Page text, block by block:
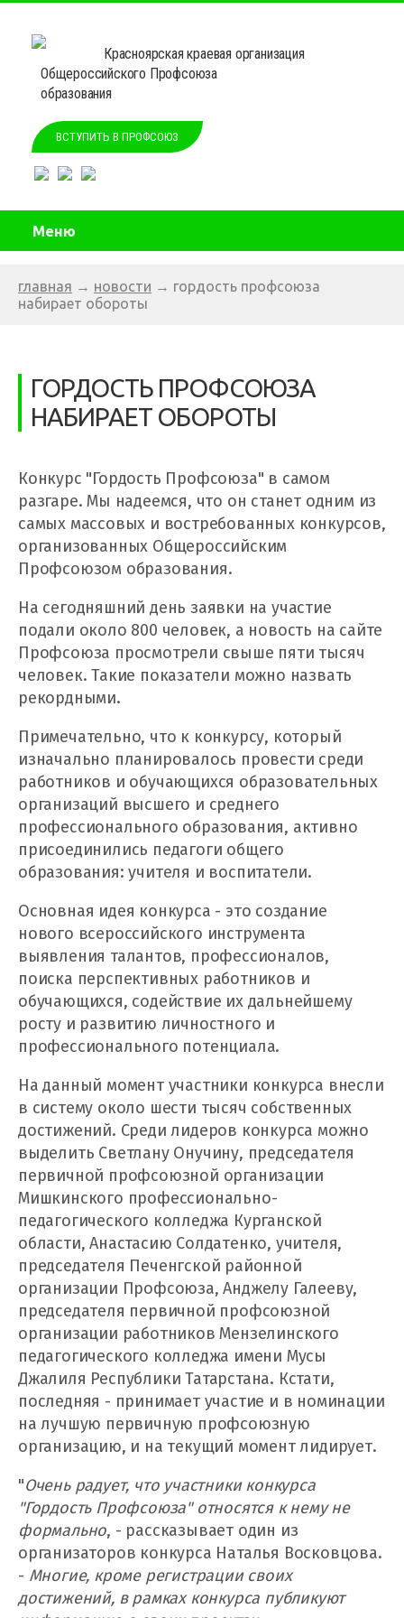
Красноярская краевая организация
Общероссийского Профсоюза
образования
ВСТУПИТЬ В ПРОФСОЮЗ
Меню
главная → новости → гордость профсоюза
набирает обороты
ГОРДОСТЬ ПРОФСОЮЗА
НАБИРАЕТ ОБОРОТЫ
Конкурс "Гордость Профсоюза" в самом
разгаре. Мы надеемся, что он станет одним из
самых массовых и востребованных конкурсов,
организованных Общероссийским
Профсоюзом образования.
На сегодняшний день заявки на участие
подали около 800 человек, а новость на сайте
Профсоюза просмотрели свыше пяти тысяч
человек. Такие показатели можно назвать
рекордными.
Примечательно, что к конкурсу, который
изначально планировалось провести среди
работников и обучающихся образовательных
организаций высшего и среднего
профессионального образования, активно
присоединились педагоги общего
образования: учителя и воспитатели.
Основная идея конкурса - это создание
нового всероссийского инструмента
выявления талантов, профессионалов,
поиска перспективных работников и
обучающихся, содействие их дальнейшему
росту и развитию личностного и
профессионального потенциала.
На данный момент участники конкурса внесли
в систему около шести тысяч собственных
достижений. Среди лидеров конкурса можно
выделить Светлану Онучину, председателя
первичной профсоюзной организации
Мишкинского профессионально-
педагогического колледжа Курганской
области, Анастасию Солдатенко, учителя,
председателя Печенгской районной
организации Профсоюза, Анджелу Галееву,
председателя первичной профсоюзной
организации работников Мензелинского
педагогического колледжа имени Мусы
Джалиля Республики Татарстана. Кстати,
последняя - принимает участие и в номинации
на лучшую первичную профсоюзную
организацию, и на текущий момент лидирует.
"Очень радует, что участники конкурса
"Гордость Профсоюза" относятся к нему не
формально, - рассказывает один из
организаторов конкурса Наталья Восковцова.
- Многие, кроме регистрации своих
достижений, в рамках конкурса публикуют